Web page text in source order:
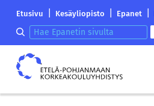
Etelä-
korkeakouluyhdistyksen
saapumissivu
Etusivu Kesäyliopisto Epanet
Hae epanetin sivulta
Etelä-
Pohjanmaan